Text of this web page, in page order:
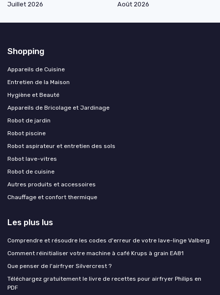
Juillet 2026
Août 2026
Shopping
Appareils de Cuisine
Entretien de la Maison
Hygiène et Beauté
Appareils de Bricolage et Jardinage
Robot de jardin
Robot piscine
Robot aspirateur et entretien des sols
Robot lave-vitres
Robot de cuisine
Autres produits et accessoires
Chauffage et confort thermique
Les plus lus
Comprendre et résoudre les codes d'erreur de votre lave-linge Valberg
Comment réinitialiser votre machine à café Krups à grain EA81
Que penser de l'airfryer Silvercrest ?
Téléchargez gratuitement le livre de recettes pour airfryer Philips en
PDF